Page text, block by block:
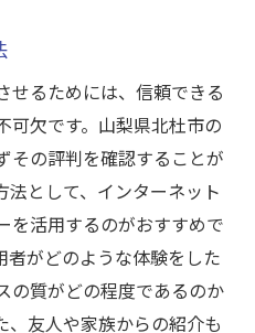
せるためには、信頼できる
可欠です。山梨県北杜市の
その評判を確認することが
法として、インターネット
を活用するのがおすすめで
者がどのような体験をした
の質がどの程度であるのか
、友人や家族からの紹介も